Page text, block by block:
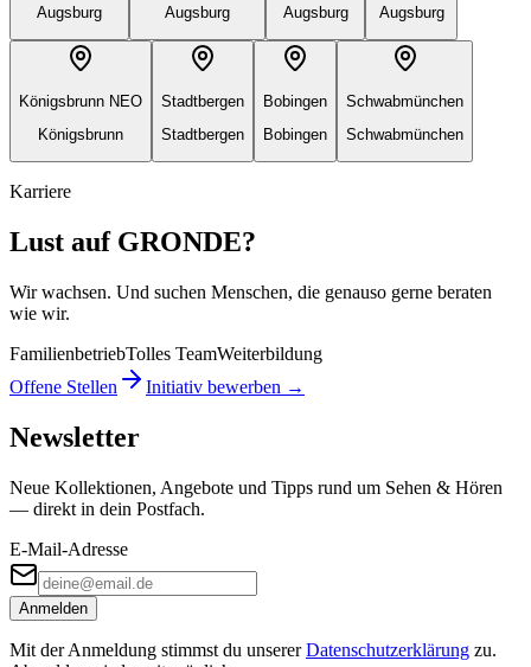
Augsburg
Augsburg
Augsburg
Augsburg
Königsbrunn NEO
Königsbrunn
Stadtbergen
Stadtbergen
Bobingen
Bobingen
Schwabmünchen
Schwabmünchen
Karriere
Lust auf GRONDE?
Wir wachsen. Und suchen Menschen, die genauso gerne beraten
wie wir.
FamilienbetriebTolles TeamWeiterbildung
Offene Stellen
Initiativ bewerben →
Newsletter
Neue Kollektionen, Angebote und Tipps rund um Sehen & Hören
— direkt in dein Postfach.
E-Mail-Adresse
Anmelden
Mit der Anmeldung stimmst du unserer Datenschutzerklärung zu.